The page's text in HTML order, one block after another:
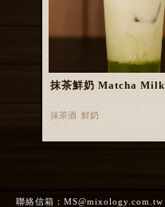
抹茶鮮奶 Matcha Milk
抹茶酒 鮮奶
聯絡信箱： MS@mixology.com.tw